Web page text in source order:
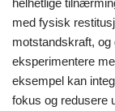
med fysisk
motstandskraft,
eksperimentere
eksempel kan
fokus og redusere